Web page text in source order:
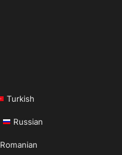
Turkish
Russian
Romanian